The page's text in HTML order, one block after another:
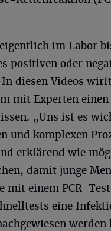
im Labor
positiven oder
diesen Videos
mit Experten
„Uns ist es
und komplexen
erklärend wie
damit junge
mit einem PCR-
eine
werden